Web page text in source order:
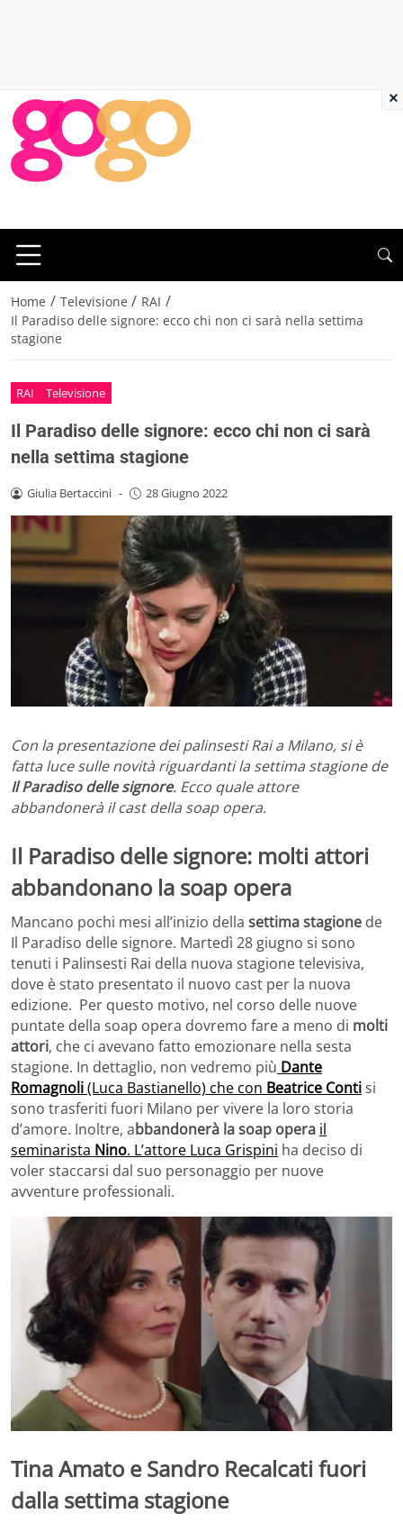
Home / Televisione / RAI /
Il Paradiso delle signore: ecco chi non ci sarà nella settima
stagione
RAI Televisione
Il Paradiso delle signore: ecco chi non ci sarà
nella settima stagione
Giulia Bertaccini - 28 Giugno 2022
Con la presentazione dei palinsesti Rai a Milano, si è
fatta luce sulle novità riguardanti la settima stagione de
Il Paradiso delle signore. Ecco quale attore
abbandonerà il cast della soap opera.
Il Paradiso delle signore: molti attori
abbandonano la soap opera
Mancano pochi mesi all’inizio della settima stagione de
Il Paradiso delle signore. Martedì 28 giugno si sono
tenuti i Palinsesti Rai della nuova stagione televisiva,
dove è stato presentato il nuovo cast per la nuova
edizione. Per questo motivo, nel corso delle nuove
puntate della soap opera dovremo fare a meno di molti
attori, che ci avevano fatto emozionare nella sesta
stagione. In dettaglio, non vedremo più Dante
Romagnoli(Luca Bastianello) che con Beatrice Contisi
sono trasferiti fuori Milano per vivere la loro storia
d’amore. Inoltre, abbandonerà la soap opera il
seminarista Nino. L’attore Luca Grispini ha deciso di
voler staccarsi dal suo personaggio per nuove
avventure professionali.
Tina Amato e Sandro Recalcati fuori
dalla settima stagione
×